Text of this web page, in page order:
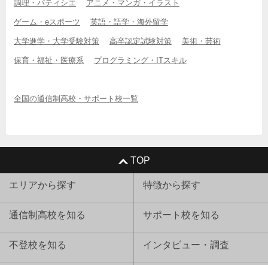
調理・パティシエ アニメ・マンガ・イラスト
ゲーム・eスポーツ 英語・語学・海外留学
大学進学・大学受験対策 高卒認定試験対策 美術・芸術
保育・福祉・医療系 プログラミング・ITスキル
全国の通信制高校・サポート校一覧
TOP
エリアから探す 特徴から探す
通信制高校を知る サポート校を知る
不登校を知る インタビュー・調査